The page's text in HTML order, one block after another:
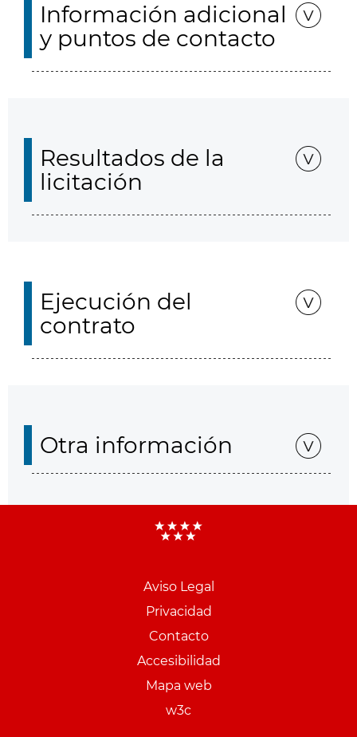
Información adicional
y puntos de contacto
Resultados de la
licitación
Ejecución del
contrato
Otra información
Aviso Legal
Privacidad
Contacto
Accesibilidad
Mapa web
w3c